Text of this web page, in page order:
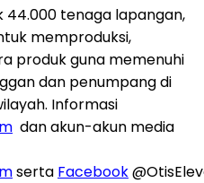
44.000 tenaga lapangan,
memproduksi,
produk guna memenuhi
dan penumpang di
Informasi
dan akun-akun media
serta Facebook